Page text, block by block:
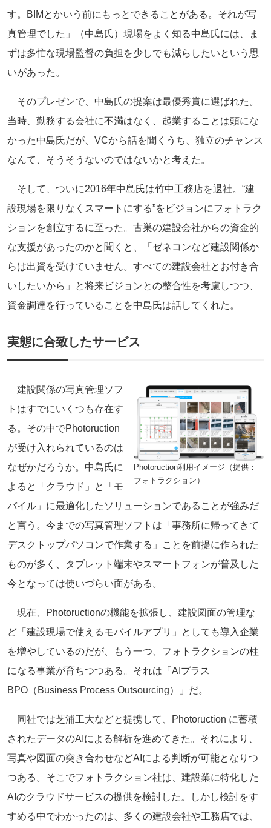
す。BIMとかいう前にもっとできることがある。それが写
真管理でした」（中島氏）現場をよく知る中島氏には、ま
ずは多忙な現場監督の負担を少しでも減らしたいという思
いがあった。
そのプレゼンで、中島氏の提案は最優秀賞に選ばれた。
当時、勤務する会社に不満はなく、起業することは頭にな
かった中島氏だが、VCから話を聞くうち、独立のチャンス
なんて、そうそうないのではないかと考えた。
そして、ついに2016年中島氏は竹中工務店を退社。“建
設現場を限りなくスマートにする”をビジョンにフォトラク
ションを創立するに至った。古巣の建設会社からの資金的
な支援があったのかと聞くと、「ゼネコンなど建設関係か
らは出資を受けていません。すべての建設会社とお付き合
いしたいから」と将来ビジョンとの整合性を考慮しつつ、
資金調達を行っていることを中島氏は話してくれた。
実態に合致したサービス
Photoruction利用イメージ（提供：
フォトラクション）
建設関係の写真管理ソフ
トはすでにいくつも存在す
る。その中でPhotoruction
が受け入れられているのは
なぜかだろうか。中島氏に
よると「クラウド」と「モ
バイル」に最適化したソリューションであることが強みだ
と言う。今までの写真管理ソフトは「事務所に帰ってきて
デスクトップパソコンで作業する」ことを前提に作られた
ものが多く、タブレット端末やスマートフォンが普及した
今となっては使いづらい面がある。
現在、Photoructionの機能を拡張し、建設図面の管理な
ど「建設現場で使えるモバイルアプリ」としても導入企業
を増やしているのだが、もう一つ、フォトラクションの柱
になる事業が育ちつつある。それは「AIプラス
BPO（Business Process Outsourcing）」だ。
同社では芝浦工大などと提携して、Photoruction に蓄積
されたデータのAIによる解析を進めてきた。それにより、
写真や図面の突き合わせなどAIによる判断が可能となりつ
つある。そこでフォトラクション社は、建設業に特化した
AIのクラウドサービスの提供を検討した。しかし検討をす
すめる中でわかったのは、多くの建設会社や工務店では、